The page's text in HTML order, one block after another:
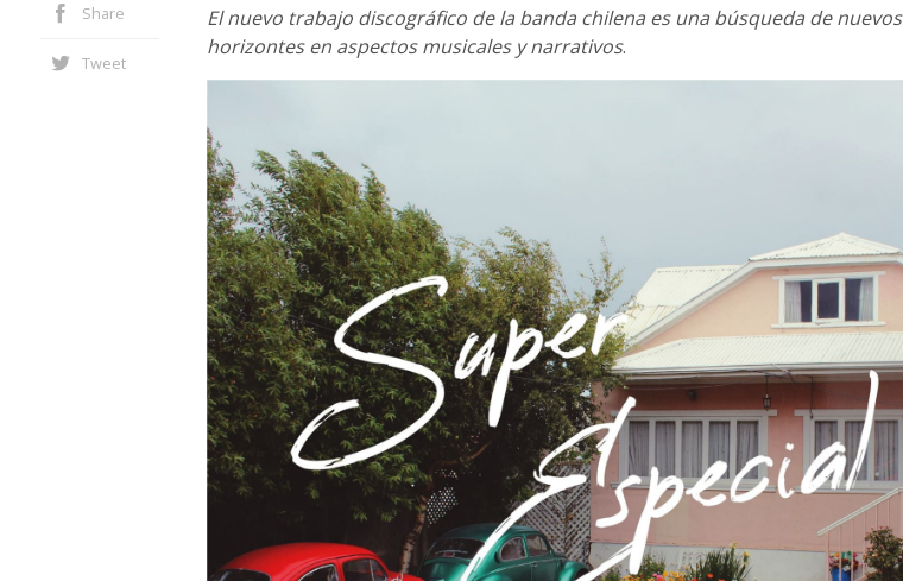
Share
Tweet
El nuevo trabajo discográfico de la banda chilena es una búsqueda de nuevos
horizontes en aspectos musicales y narrativos.